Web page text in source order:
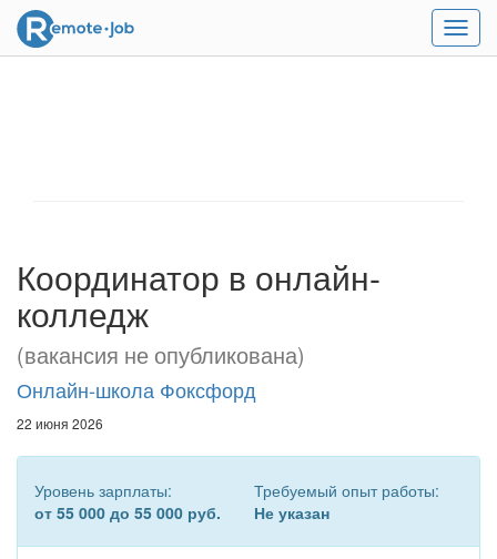
Меню
Координатор в онлайн-
колледж
(вакансия не опубликована)
Онлайн-школа Фоксфорд
22 июня 2026
Уровень зарплаты:
от 55 000 до 55 000 руб.
Требуемый опыт работы:
Не указан